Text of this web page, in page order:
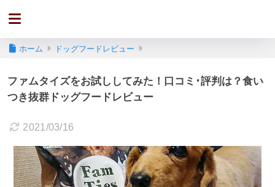
ホーム ドッグフードレビュー
ファムタイズをお試ししてみた！口コミ･評判は？食い
つき抜群ドッグフードレビュー
2021/03/16